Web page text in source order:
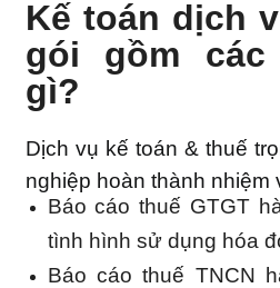
Kế toán dịch
gói gồm
gì?
Dịch vụ kế toán & thuế
nghiệp hoàn thành nhiệm
Báo cáo thuế GTGT
tình hình sử dụng hóa
Báo cáo thuế TNCN